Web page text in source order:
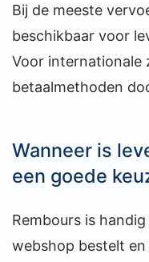
Bij de meeste
beschikbaar voor
Voor internationale
betaalmethoden
Wanneer is
een goede
Rembours is
webshop bestelt